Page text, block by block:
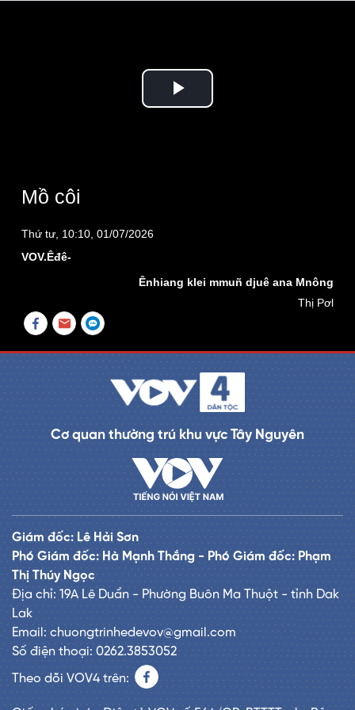
Play
Mồ côi
Thứ tư, 10:10, 01/07/2026
VOV.Êđê-
Ênhiang klei mmuñ djuê ana Mnông
Thị Pơl
Cơ quan thường trú khu vực Tây Nguyên
Giám đốc: Lê Hải Sơn
Phó Giám đốc: Hà Mạnh Thắng - Phó Giám đốc: Phạm
Thị Thúy Ngọc
Địa chỉ: 19A Lê Duẩn - Phường Buôn Ma Thuột - tỉnh Dak
Lak
Email: chuongtrinhedevov@gmail.com
Số điện thoại: 0262.3853052
Theo dõi VOV4 trên: